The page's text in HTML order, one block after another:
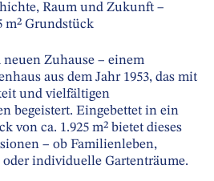
Raum und Zukunft –
m² Grundstück
Zuhause – einem
aus dem Jahr 1953, das mit
und vielfältigen
begeistert. Eingebettet in ein
von ca. 1.925 m² bietet dieses
– ob Familienleben,
individuelle Gartenträume.